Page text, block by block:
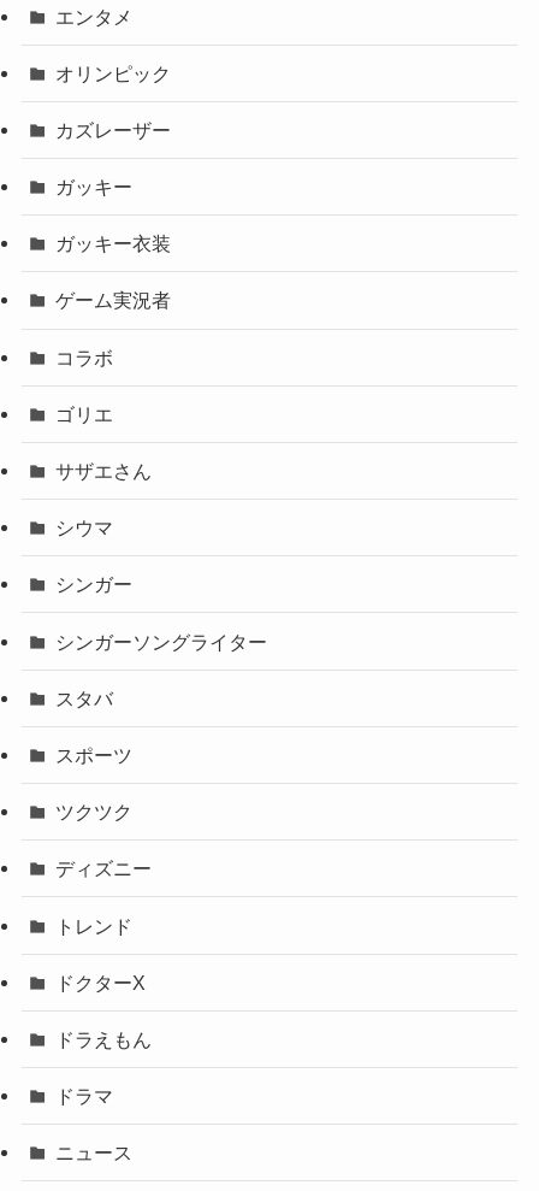
エンタメ
オリンピック
カズレーザー
ガッキー
ガッキー衣装
ゲーム実況者
コラボ
ゴリエ
サザエさん
シウマ
シンガー
シンガーソングライター
スタバ
スポーツ
ツクツク
ディズニー
トレンド
ドクターX
ドラえもん
ドラマ
ニュース